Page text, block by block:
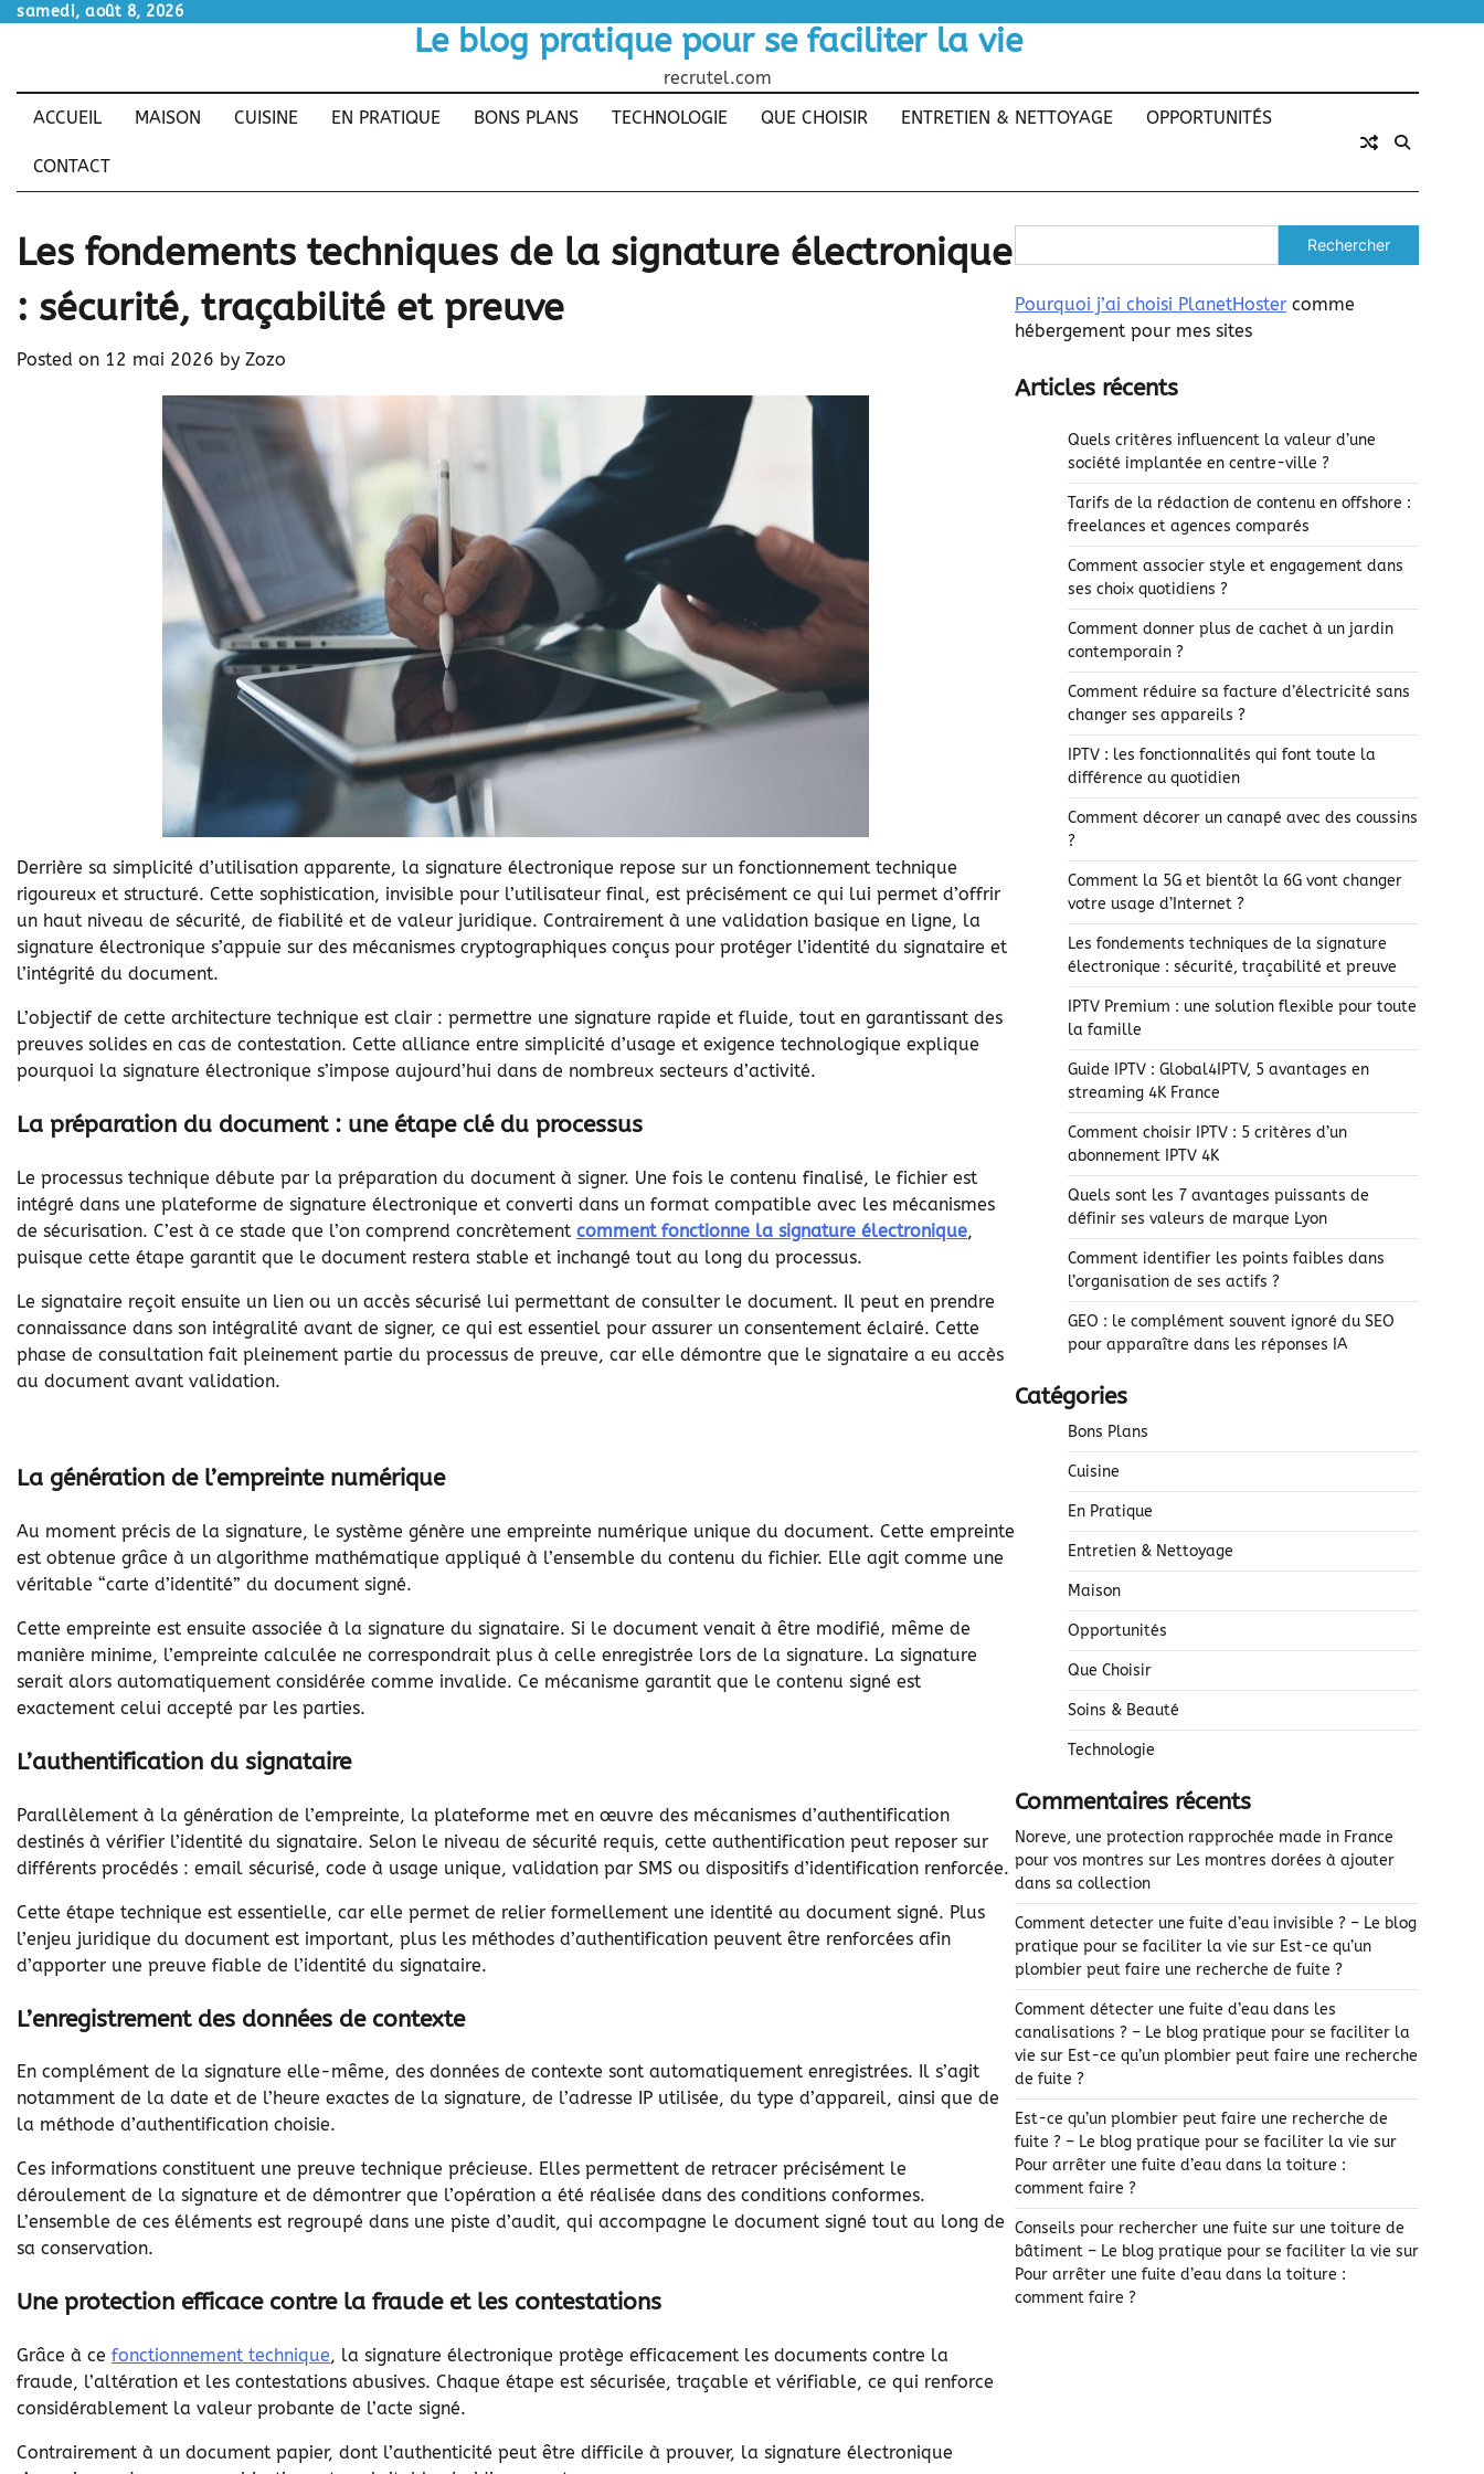
Skipsamedi, août 8, 2026
Le blog pratique pour se faciliter la vie
recrutel.com
ACCUEIL
MAISON CUISINE EN PRATIQUE BONS PLANS TECHNOLOGIE QUE CHOISIR ENTRETIEN & NETTOYAGE OPPORTUNITÉS
CONTACT
Les fondements techniques de la signature électronique
: sécurité, traçabilité et preuve
Posted on 12 mai 2026 by Zozo
Derrière sa simplicité d’utilisation apparente, la signature électronique repose sur un fonctionnement technique
rigoureux et structuré. Cette sophistication, invisible pour l’utilisateur final, est précisément ce qui lui permet d’offrir
un haut niveau de sécurité, de fiabilité et de valeur juridique. Contrairement à une validation basique en ligne, la
signature électronique s’appuie sur des mécanismes cryptographiques conçus pour protéger l’identité du signataire et
l’intégrité du document.
L’objectif de cette architecture technique est clair : permettre une signature rapide et fluide, tout en garantissant des
preuves solides en cas de contestation. Cette alliance entre simplicité d’usage et exigence technologique explique
pourquoi la signature électronique s’impose aujourd’hui dans de nombreux secteurs d’activité.
La préparation du document : une étape clé du processus
Le processus technique débute par la préparation du document à signer. Une fois le contenu finalisé, le fichier est
intégré dans une plateforme de signature électronique et converti dans un format compatible avec les mécanismes
de sécurisation. C’est à ce stade que l’on comprend concrètement comment fonctionne la signature électronique,
puisque cette étape garantit que le document restera stable et inchangé tout au long du processus.
Le signataire reçoit ensuite un lien ou un accès sécurisé lui permettant de consulter le document. Il peut en prendre
connaissance dans son intégralité avant de signer, ce qui est essentiel pour assurer un consentement éclairé. Cette
phase de consultation fait pleinement partie du processus de preuve, car elle démontre que le signataire a eu accès
au document avant validation.
La génération de l’empreinte numérique
Au moment précis de la signature, le système génère une empreinte numérique unique du document. Cette empreinte
est obtenue grâce à un algorithme mathématique appliqué à l’ensemble du contenu du fichier. Elle agit comme une
véritable “carte d’identité” du document signé.
Cette empreinte est ensuite associée à la signature du signataire. Si le document venait à être modifié, même de
manière minime, l’empreinte calculée ne correspondrait plus à celle enregistrée lors de la signature. La signature
serait alors automatiquement considérée comme invalide. Ce mécanisme garantit que le contenu signé est
exactement celui accepté par les parties.
L’authentification du signataire
Parallèlement à la génération de l’empreinte, la plateforme met en œuvre des mécanismes d’authentification
destinés à vérifier l’identité du signataire. Selon le niveau de sécurité requis, cette authentification peut reposer sur
différents procédés : email sécurisé, code à usage unique, validation par SMS ou dispositifs d’identification renforcée.
Cette étape technique est essentielle, car elle permet de relier formellement une identité au document signé. Plus
l’enjeu juridique du document est important, plus les méthodes d’authentification peuvent être renforcées afin
d’apporter une preuve fiable de l’identité du signataire.
L’enregistrement des données de contexte
En complément de la signature elle-même, des données de contexte sont automatiquement enregistrées. Il s’agit
notamment de la date et de l’heure exactes de la signature, de l’adresse IP utilisée, du type d’appareil, ainsi que de
la méthode d’authentification choisie.
Ces informations constituent une preuve technique précieuse. Elles permettent de retracer précisément le
déroulement de la signature et de démontrer que l’opération a été réalisée dans des conditions conformes.
L’ensemble de ces éléments est regroupé dans une piste d’audit, qui accompagne le document signé tout au long de
sa conservation.
Une protection efficace contre la fraude et les contestations
Grâce à ce fonctionnement technique, la signature électronique protège efficacement les documents contre la
fraude, l’altération et les contestations abusives. Chaque étape est sécurisée, traçable et vérifiable, ce qui renforce
considérablement la valeur probante de l’acte signé.
Contrairement à un document papier, dont l’authenticité peut être difficile à prouver, la signature électronique
Rechercher
Pourquoi j’ai choisi PlanetHoster comme
hébergement pour mes sites
Articles récents
Quels critères influencent la valeur d’une
société implantée en centre-ville ?
Tarifs de la rédaction de contenu en offshore :
freelances et agences comparés
Comment associer style et engagement dans
ses choix quotidiens ?
Comment donner plus de cachet à un jardin
contemporain ?
Comment réduire sa facture d’électricité sans
changer ses appareils ?
IPTV : les fonctionnalités qui font toute la
différence au quotidien
Comment décorer un canapé avec des coussins
?
Comment la 5G et bientôt la 6G vont changer
votre usage d’Internet ?
Les fondements techniques de la signature
électronique : sécurité, traçabilité et preuve
IPTV Premium : une solution flexible pour toute
la famille
Guide IPTV : Global4IPTV, 5 avantages en
streaming 4K France
Comment choisir IPTV : 5 critères d’un
abonnement IPTV 4K
Quels sont les 7 avantages puissants de
définir ses valeurs de marque Lyon
Comment identifier les points faibles dans
l’organisation de ses actifs ?
GEO : le complément souvent ignoré du SEO
pour apparaître dans les réponses IA
Catégories
Bons Plans
Cuisine
En Pratique
Entretien & Nettoyage
Maison
Opportunités
Que Choisir
Soins & Beauté
Technologie
Commentaires récents
Noreve, une protection rapprochée made in France
pour vos montres sur Les montres dorées à ajouter
dans sa collection
Comment detecter une fuite d’eau invisible ? – Le blog
pratique pour se faciliter la vie sur Est-ce qu’un
plombier peut faire une recherche de fuite ?
Comment détecter une fuite d’eau dans les
canalisations ? – Le blog pratique pour se faciliter la
vie sur Est-ce qu’un plombier peut faire une recherche
de fuite ?
Est-ce qu’un plombier peut faire une recherche de
fuite ? – Le blog pratique pour se faciliter la vie sur
Pour arrêter une fuite d’eau dans la toiture :
comment faire ?
Conseils pour rechercher une fuite sur une toiture de
bâtiment – Le blog pratique pour se faciliter la vie sur
Pour arrêter une fuite d’eau dans la toiture :
comment faire ?